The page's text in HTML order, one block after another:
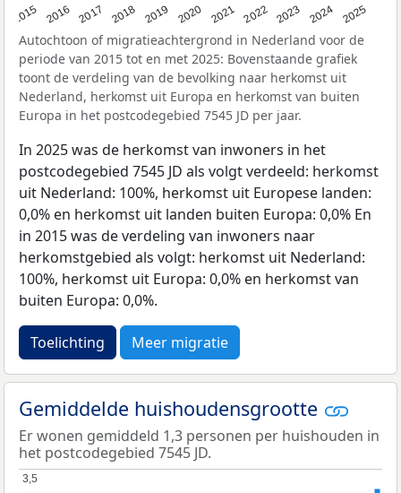
2015 2016 2017 2018 2019 2020 2021 2022 2023 2024 2025
Autochtoon of migratieachtergrond in Nederland voor de
periode van 2015 tot en met 2025: Bovenstaande grafiek
toont de verdeling van de bevolking naar herkomst uit
Nederland, herkomst uit Europa en herkomst van buiten
Europa in het postcodegebied 7545 JD per jaar.
In 2025 was de herkomst van inwoners in het
postcodegebied 7545 JD als volgt verdeeld: herkomst
uit Nederland: 100%, herkomst uit Europese landen:
0,0% en herkomst uit landen buiten Europa: 0,0% En
in 2015 was de verdeling van inwoners naar
herkomstgebied als volgt: herkomst uit Nederland:
100%, herkomst uit Europa: 0,0% en herkomst van
buiten Europa: 0,0%.
Toelichting Meer migratie
Gemiddelde huishoudensgrootte
Er wonen gemiddeld 1,3 personen per huishouden in
het postcodegebied 7545 JD.
3,5
3,5